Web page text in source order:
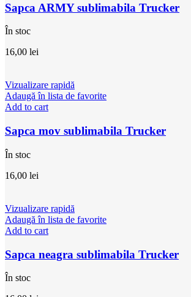
Sapca ARMY sublimabila Trucker
În stoc
16,00 lei
Vizualizare rapidă
Adaugă în lista de favorite
Add to cart
Sapca mov sublimabila Trucker
În stoc
16,00 lei
Vizualizare rapidă
Adaugă în lista de favorite
Add to cart
Sapca neagra sublimabila Trucker
În stoc